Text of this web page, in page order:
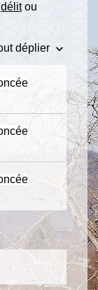
délitou
déplier keyboard_arrow_down